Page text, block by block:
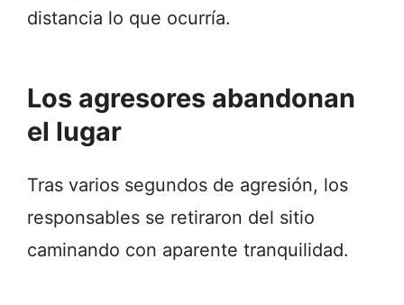
distancia lo que ocurría.
Los agresores abandonan
el lugar
Tras varios segundos de agresión, los
responsables se retiraron del sitio
caminando con aparente tranquilidad.